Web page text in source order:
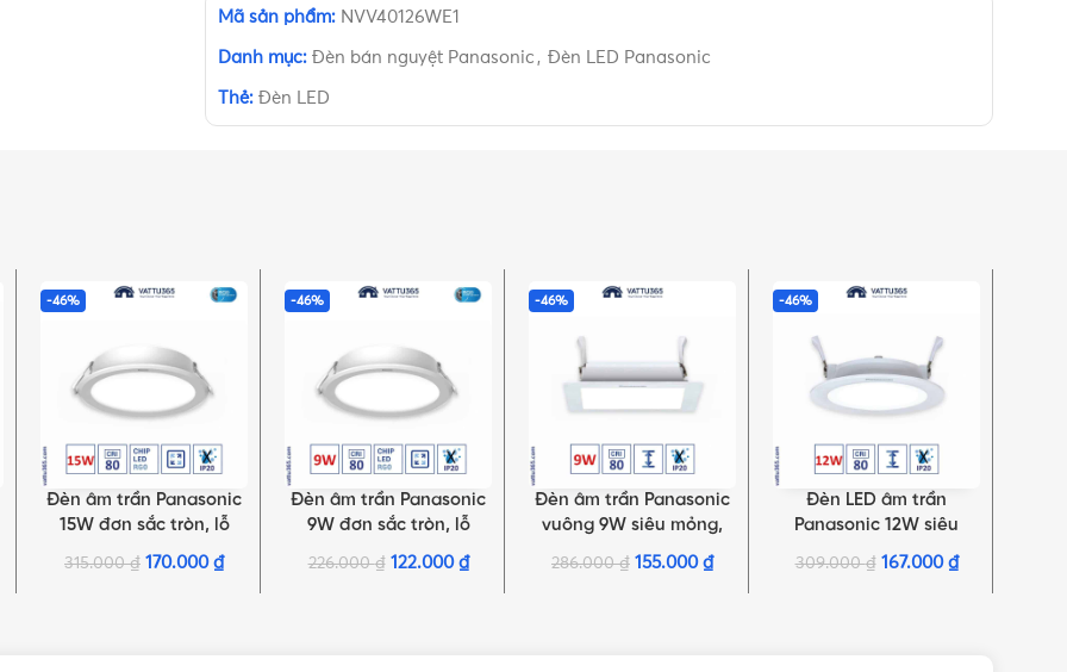
Mã sản phẩm: NVV40126WE1
Danh mục: Đèn bán nguyệt Panasonic , Đèn LED Panasonic
Thẻ: Đèn LED
-46%
LỰA CHỌN TÙY CHỌN
Đèn âm trần Panasonic
15W đơn sắc tròn, lỗ
khoét Ø125mm | DN 2G
Series
315.000₫ 170.000 ₫
-46%
LỰA CHỌN TÙY CHỌN
Đèn âm trần Panasonic
9W đơn sắc tròn, lỗ
khoét Ø90mm | DN 2G
Series
226.000₫ 122.000 ₫
-46%
THÊM VÀO GIỎ HÀNG
Đèn âm trần Panasonic
vuông 9W siêu mỏng,
ánh sáng trung tính |
NNP72250
286.000₫ 155.000 ₫
-46%
LỰA CHỌN TÙY CHỌN
Đèn LED âm trần
Panasonic 12W siêu
mỏng đơn sắc tròn | Neo
Slim Series
309.000₫ 167.000 ₫